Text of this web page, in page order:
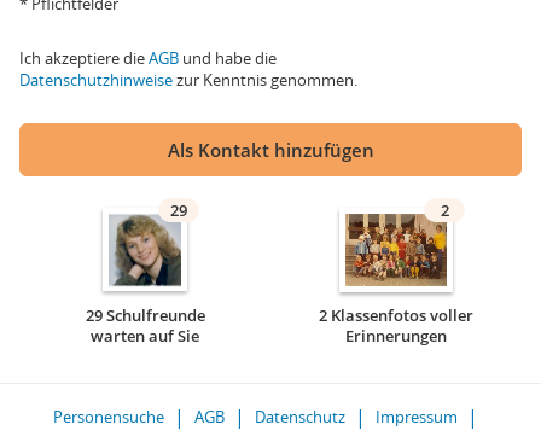
Ich akzeptiere dieAGB und habe die
Datenschutzhinweisezur Kenntnis genommen.
Als Kontakt hinzufügen
29
29 Schulfreunde
warten auf Sie
2
2 Klassenfotos voller
Erinnerungen
Personensuche AGB Datenschutz
Impressum